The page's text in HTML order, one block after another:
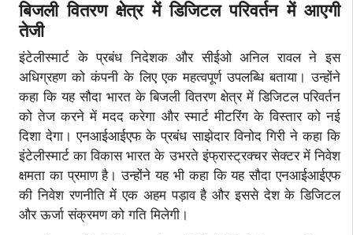
बिजली वितरण क्षेत्र में डिजिटल परिवर्तन में आएगी
तेजी
इंटेलीस्मार्ट के प्रबंध निदेशक और सीईओ अनिल रावल ने इस
अधिग्रहण को कंपनी के लिए एक महत्वपूर्ण उपलब्धि बताया। उन्होंने
कहा कि यह सौदा भारत के बिजली वितरण क्षेत्र में डिजिटल परिवर्तन
को तेज करने में मदद करेगा और स्मार्ट मीटरिंग के विस्तार को नई
दिशा देगा। एनआईआईएफ के प्रबंध साझेदार विनोद गिरी ने कहा कि
इंटेलीस्मार्ट का विकास भारत के उभरते इंफ्रास्ट्रक्चर सेक्टर में निवेश
क्षमता का प्रमाण है। उन्होंने यह भी कहा कि यह सौदा एनआईआईएफ
की निवेश रणनीति में एक अहम पड़ाव है और इससे देश के डिजिटल
और ऊर्जा संक्रमण को गति मिलेगी।